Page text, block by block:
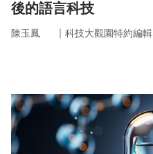
後的語言科技
陳玉鳳 ｜ 科技大觀園特約編輯